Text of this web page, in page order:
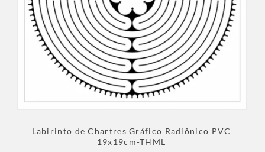
Labirinto de Chartres Gráfico Radiônico PVC
19x19cm-THML